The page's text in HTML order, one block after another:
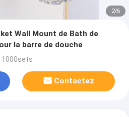
2/6
Wall Mount de Bath de
la barre de douche
1000sets
Contactez